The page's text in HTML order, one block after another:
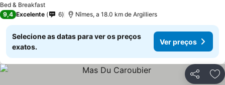
Bed & Breakfast
9,4 Excelente 6 Nîmes, a 18.0 km de Argilliers
Selecione as datas para ver os preços
exatos.
Ver preços
Partilhar